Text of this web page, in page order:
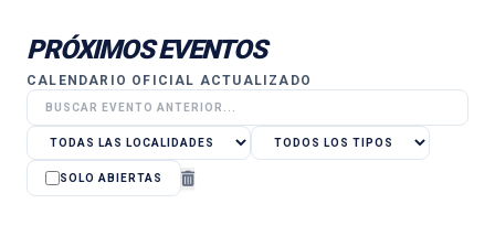
PRÓXIMOS EVENTOS
CALENDARIO OFICIAL ACTUALIZADO
Localidad
Tipo de evento
SOLO ABIERTAS